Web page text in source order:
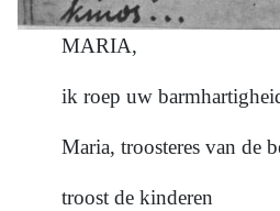
MARIA,
ik roep uw
Maria, troosteres van de
troost de kinderen